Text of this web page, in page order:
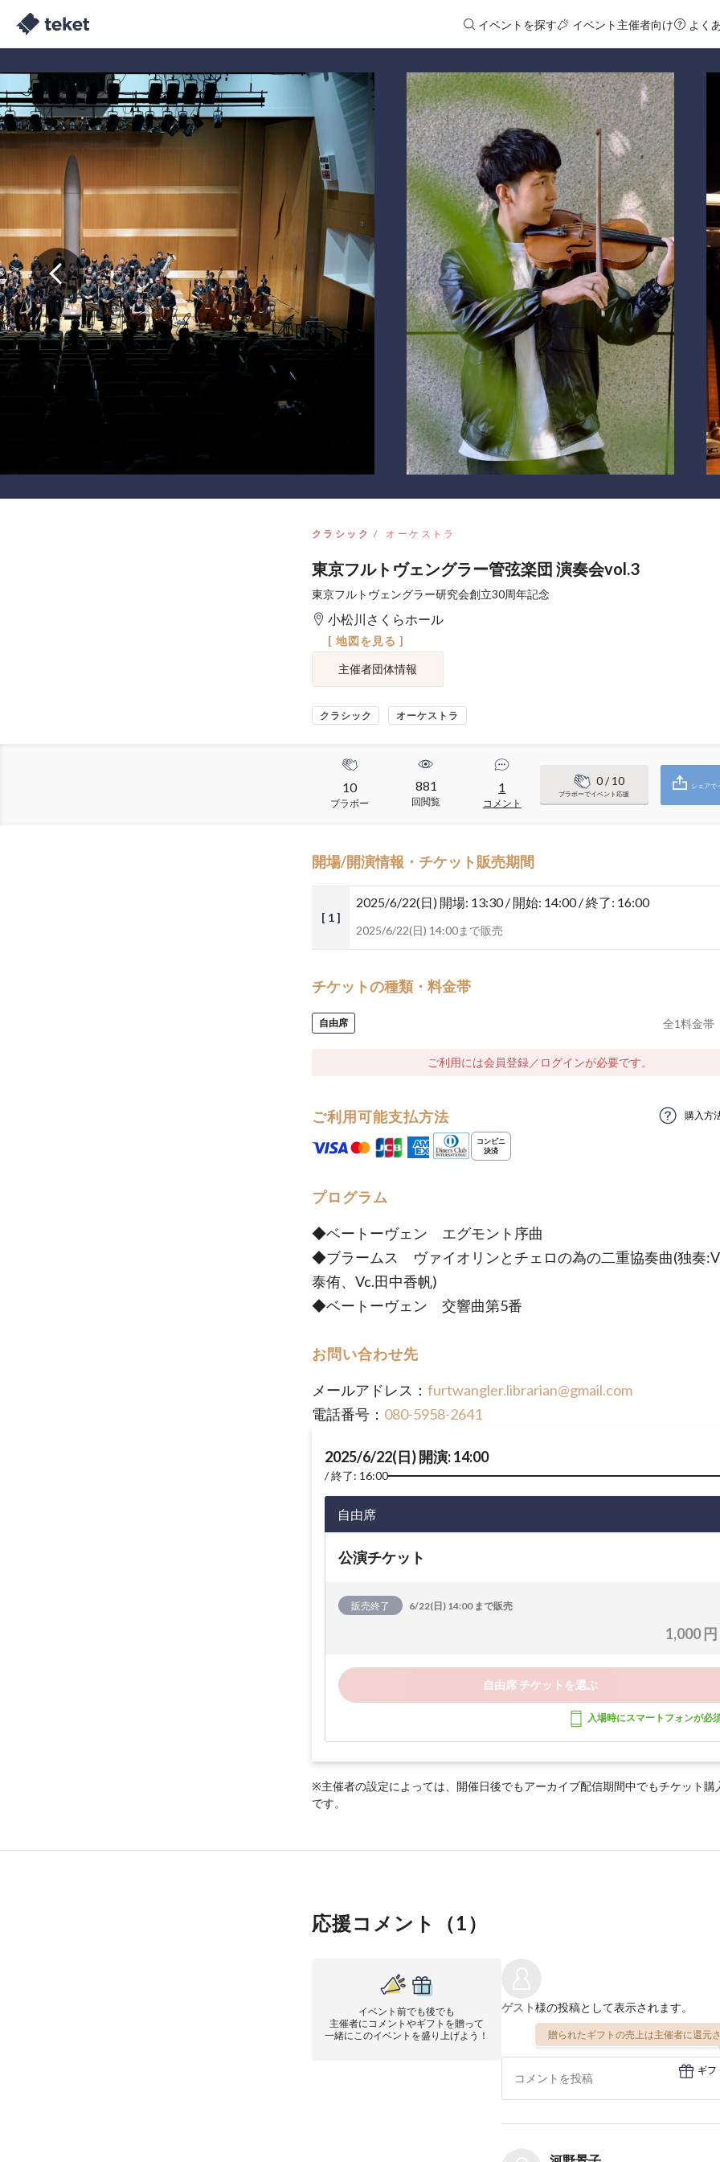
イベントを探す イベント主催者向け よく
クラシック オーケストラ
東京フルトヴェングラー管弦楽団 演奏会vol.3
東京フルトヴェングラー研究会創立30周年記念
小松川さくらホール
[ 地図を見る ]
主催者団体情報
クラシック オーケストラ
10
ブラボー
881
回閲覧
1
コメント
0/ 10
ブラボーでイベント応援
シェアで
開場/開演情報・チケット販売期間
[ 1 ]
2025/6/22(日) 開場: 13:30 / 開始: 14:00 / 終了: 16:00
2025/6/22(日) 14:00まで販売
チケットの種類・料金帯
自由席 全1料金帯
ご利用には会員登録／ログインが必要です。
ご利用可能支払方法 購入方
プログラム
◆ベートーヴェン エグモント序曲
◆ブラームス ヴァイオリンとチェロの為の二重協奏曲(独奏
泰侑、Vc.田中香帆)
◆ベートーヴェン 交響曲第5番
お問い合わせ先
メールアドレス： furtwangler.librarian@gmail.com
電話番号： 080-5958-2641
2025/6/22(日) 開演: 14:00
終了: 16:00
自由席
公演チケット
販売終了 6/22(日) 14:00 まで販売
1,000 円
自由席 チケットを選ぶ
入場時にスマートフォンが必
※主催者の設定によっては、開催日後でもアーカイブ配信期間中でもチケット購
です。
応援コメント（1）
イベント前でも後でも
主催者にコメントやギフトを贈って
一緒にこのイベントを盛り上げよう！
ゲスト様の投稿として表示されます。
贈られたギフトの売上は主催者に還元
ギフ